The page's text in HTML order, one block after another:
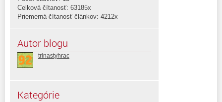
Celková čítanosť: 63185x
Priemerná čítanosť článkov: 4212x
Autor blogu
trinastyhrac
Kategórie